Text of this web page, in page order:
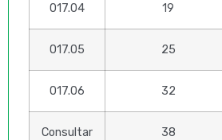
017.04 19
017.05 25
017.06 32
Consultar 38